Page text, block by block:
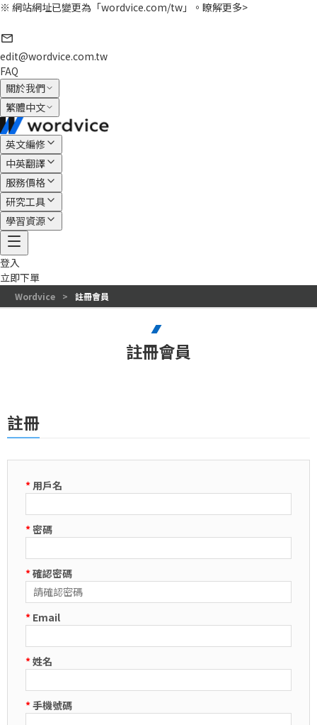
※ 網站網址已變更為「wordvice.com/tw」。 瞭解更多>
edit@wordvice.com.tw
FAQ
關於我們
繁體中文
英文編修
中英翻譯
服務價格
研究工具
學習資源
登入
立即下單
Wordvice > 註冊會員
註冊會員
註冊
* 用戶名
*密碼
*確認密碼
* Email
*姓名
*手機號碼